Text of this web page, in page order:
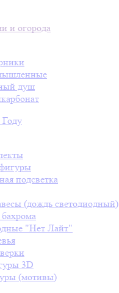
и огорода
душ
подсветка
(дождь светодиодный)
"Нет Лайт"
3D
(мотивы)